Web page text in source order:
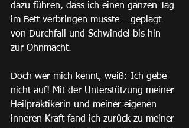
dazu führen, dass ich einen ganzen Tag
im Bett verbringen musste – geplagt
von Durchfall und Schwindel bis hin
zur Ohnmacht.
Doch wer mich kennt, weiß: Ich gebe
nicht auf! Mit der Unterstützung meiner
Heilpraktikerin und meiner eigenen
inneren Kraft fand ich zurück zu meiner